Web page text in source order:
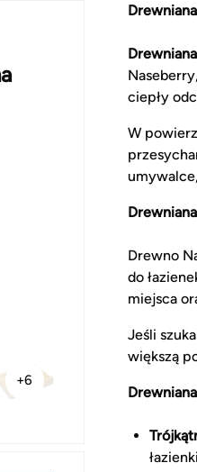
+6
ciepły
W
Drewno
do
miejsca
Jeśli
większą